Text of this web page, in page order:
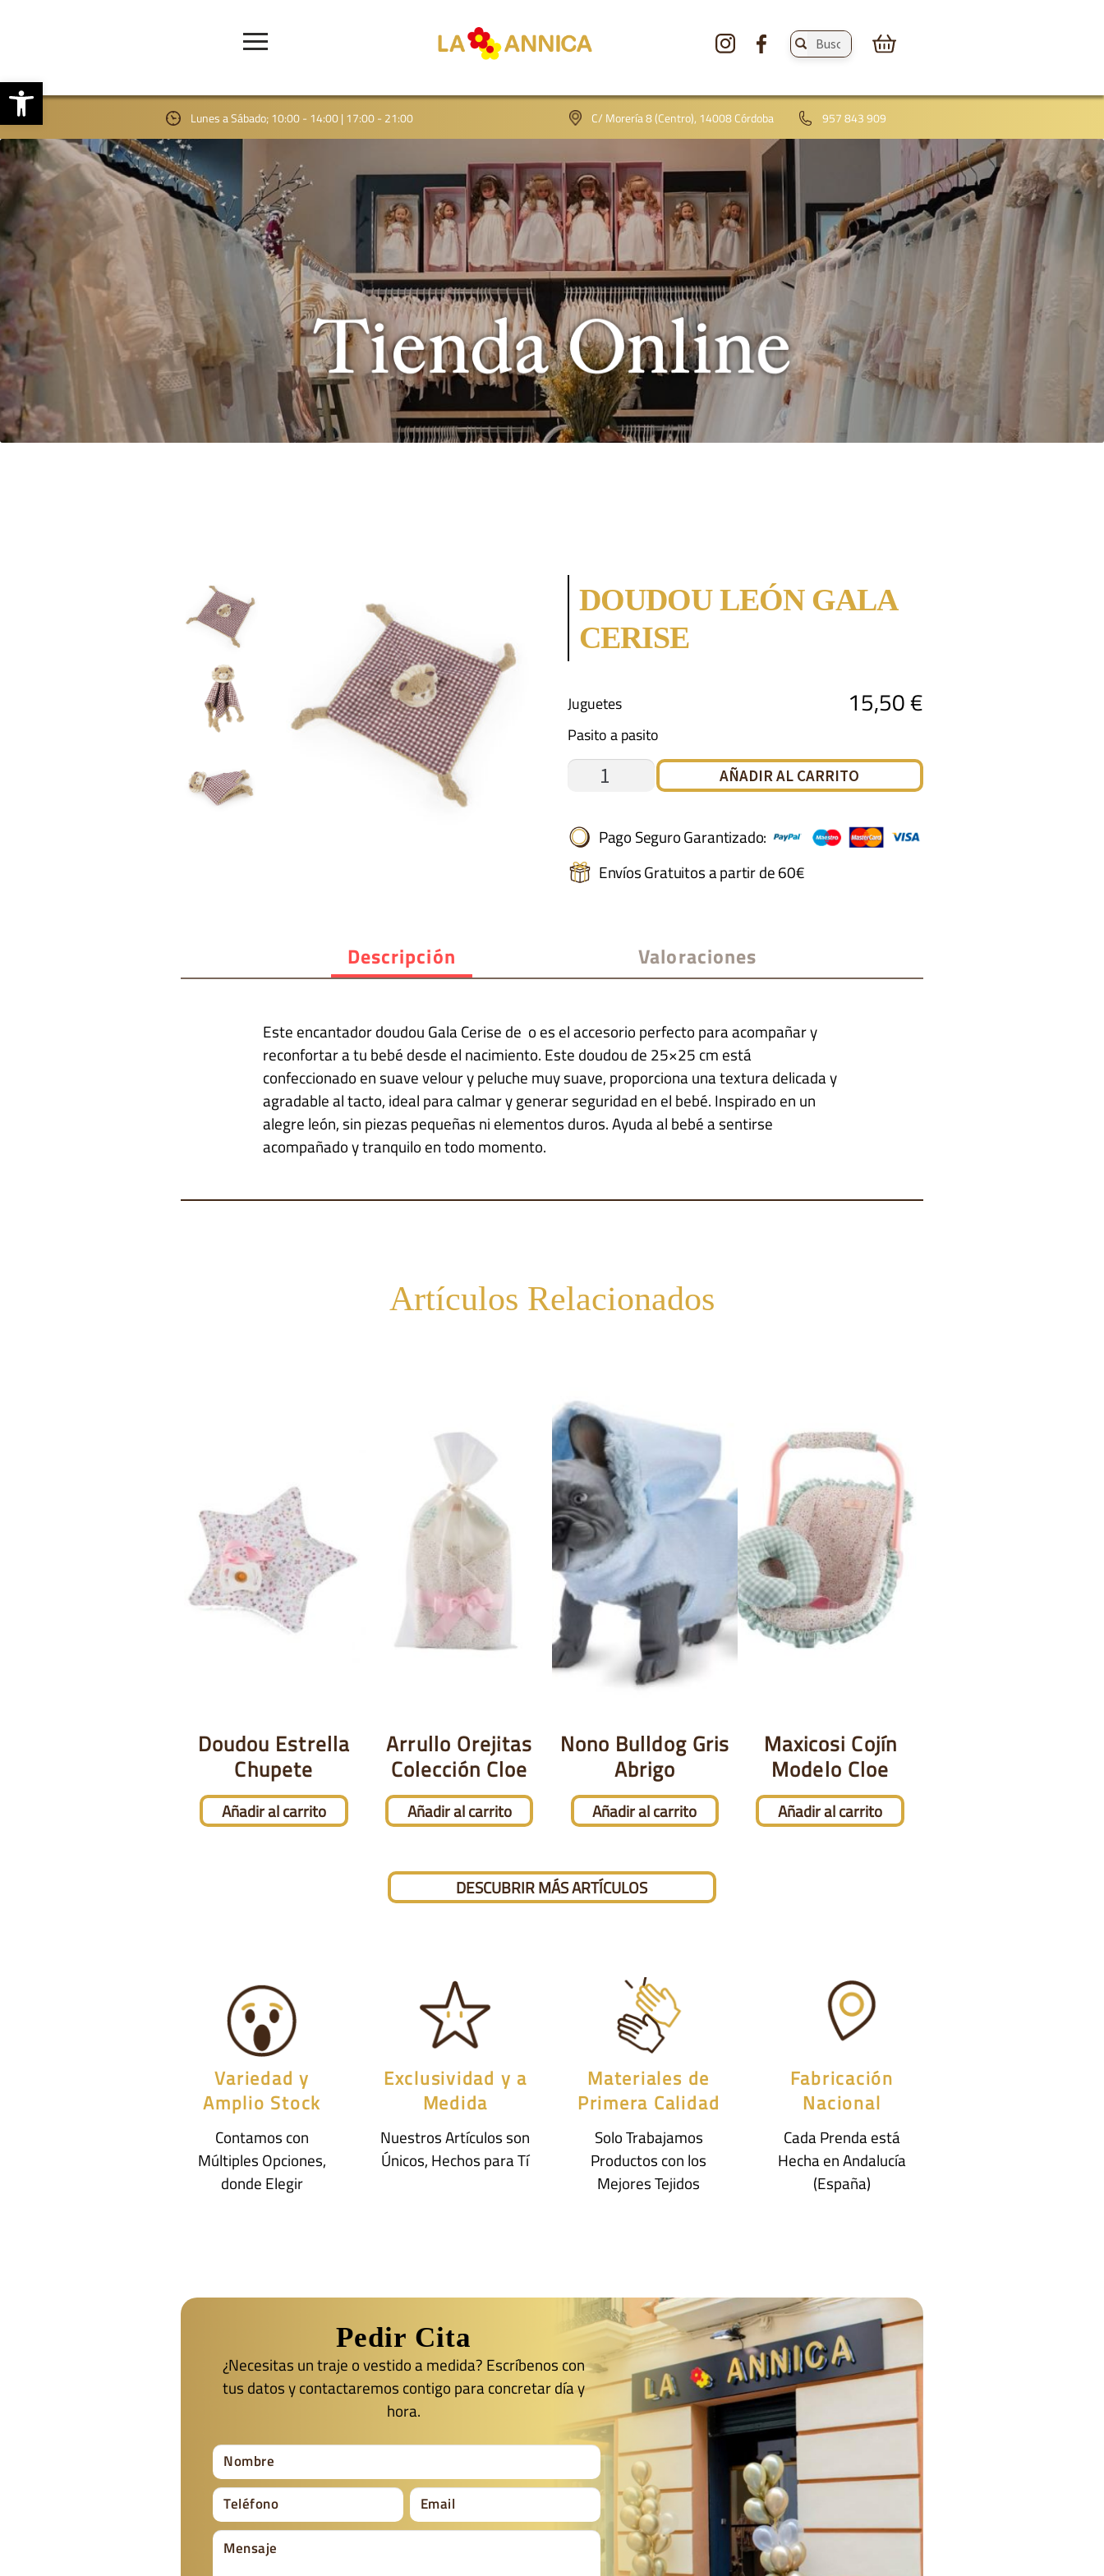
Abrir barra de herramientas
Buscar
productos:
TIENDA
BLOG
CONTACTO
Lunes a Sábado; 10:00 - 14:00 | 17:00 - 21:00 C/ Morería 8 (Centro), 14008 Córdoba 957 843 909
DOUDOU LEÓN GALA
CERISE
Juguetes
Pasito a pasito
15,50€
DOUDOU
GALA
CERISE
AÑADIR AL CARRITO
Pago Seguro Garantizado:
Envíos Gratuitos a partir de 60€
Descripción Valoraciones
Este encantador doudou Gala Cerise de o es el accesorio perfecto para acompañar y
reconfortar a tu bebé desde el nacimiento. Este doudou de 25×25 cm está
confeccionado en suave velour y peluche muy suave, proporciona una textura delicada y
agradable al tacto, ideal para calmar y generar seguridad en el bebé. Inspirado en un
alegre león, sin piezas pequeñas ni elementos duros. Ayuda al bebé a sentirse
acompañado y tranquilo en todo momento.
Artículos Relacionados
Doudou Estrella
Chupete
Añadir al carrito
Arrullo Orejitas
Colección Cloe
Añadir al carrito
Nono Bulldog Gris
Abrigo
Añadir al carrito
Maxicosi Cojín
Modelo Cloe
Añadir al carrito
DESCUBRIR MÁS ARTÍCULOS
Variedad y
Amplio Stock
Contamos con
Múltiples Opciones,
donde Elegir
Exclusividad y a
Medida
Nuestros Artículos son
Únicos, Hechos para Tí
Materiales de
Primera Calidad
Solo Trabajamos
Productos con los
Mejores Tejidos
Fabricación
Nacional
Cada Prenda está
Hecha en Andalucía
(España)
Pedir Cita
¿Necesitas un traje o vestido a medida? Escríbenos con
tus datos y contactaremos contigo para concretar día y
hora.